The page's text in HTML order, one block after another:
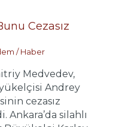
Cezasız
/ Haber
Medvedev,
Andrey
cezasız
Ankara’da silahlı